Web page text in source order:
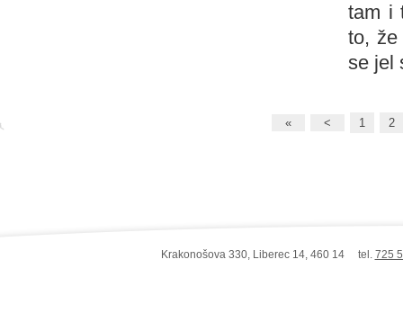
tam i
to, že
se jel
« < 1 2
Krakonošova 330, Liberec 14, 460 14 tel. 725